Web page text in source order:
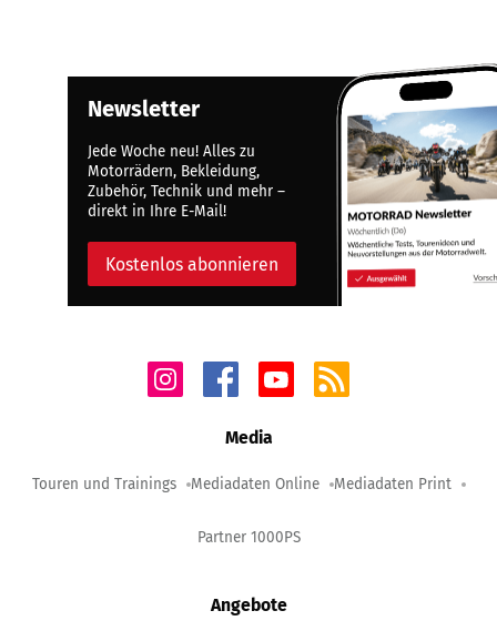
Newsletter
Jede Woche neu! Alles zu
Motorrädern, Bekleidung,
Zubehör, Technik und mehr –
direkt in Ihre E-Mail!
Kostenlos abonnieren
Media
Touren und Trainings Mediadaten Online Mediadaten Print
Partner 1000PS
Angebote